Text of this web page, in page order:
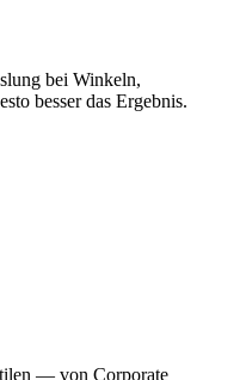
bei Winkeln,
besser das Ergebnis.
— von Corporate